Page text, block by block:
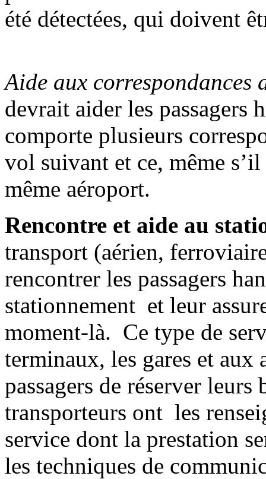
été détectées, qui doivent
Aide aux correspondances
devrait aider les passagers
comporte plusieurs
vol suivant et ce, même
même aéroport.
Rencontre et aide au
transport (aérien,
rencontrer les passagers
stationnement et leur
moment-là. Ce type de
terminaux, les gares et
passagers de réserver leurs
transporteurs ont les
service dont la prestation
les techniques de